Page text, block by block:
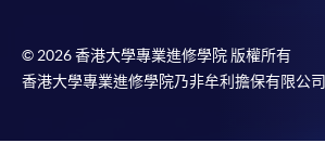
© 2026 香港大學專業進修學院 版權所有
香港大學專業進修學院乃非牟利擔保有限公司